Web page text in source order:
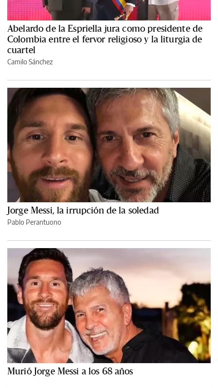
Abelardo de la Espriella jura como presidente de
Colombia entre el fervor religioso y la liturgia de
cuartel
Camilo Sánchez
Jorge Messi, la irrupción de la soledad
Pablo Perantuono
Murió Jorge Messi a los 68 años